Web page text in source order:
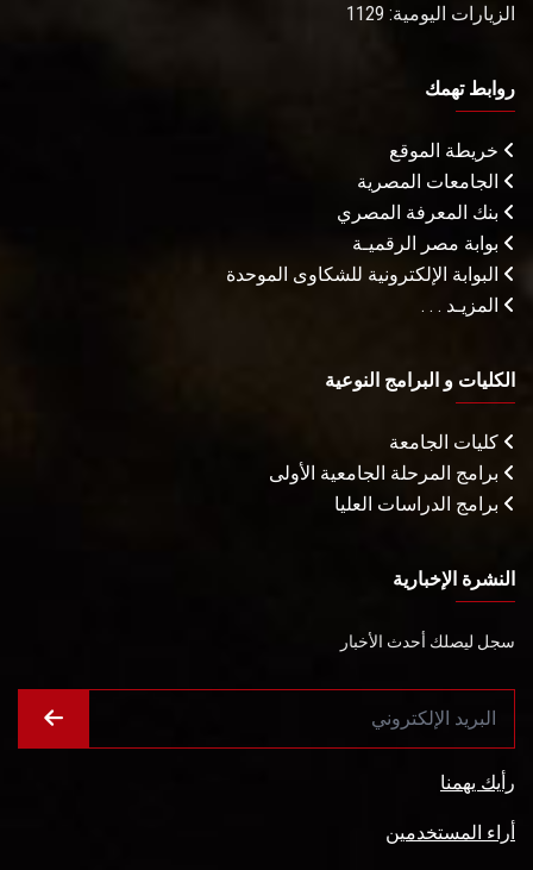
الزيارات اليومية: 1129
روابط تهمك
خريطة الموقع
الجامعات المصرية
بنك المعرفة المصري
بوابة مصر الرقميـة
البوابة الإلكترونية للشكاوى الموحدة
المزيـد . . .
الكليات و البرامج النوعية
كليات الجامعة
برامج المرحلة الجامعية الأولى
برامج الدراسات العليا
النشرة الإخبارية
سجل ليصلك أحدث الأخبار
رأيك يهمنا
أراء المستخدمين